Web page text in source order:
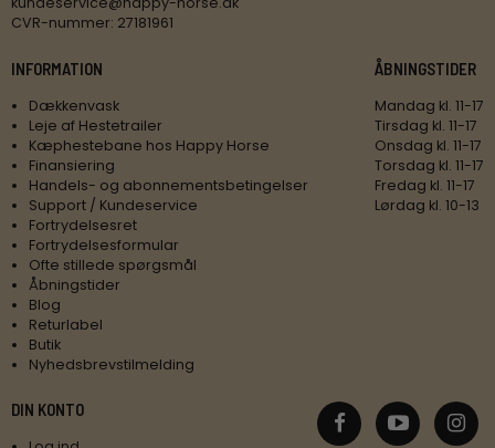
CVR-nummer: 27181961
INFORMATION
Dækkenvask
Leje af Hestetrailer
Kæphestebane hos Happy Horse
Finansiering
Handels- og abonnementsbetingelser
Support / Kundeservice
Fortrydelsesret
Fortrydelsesformular
Ofte stillede spørgsmål
Åbningstider
Blog
Returlabel
Butik
Nyhedsbrevstilmelding
ÅBNINGSTIDER
Mandag kl. 11-17
Tirsdag kl. 11-17
Onsdag kl. 11-17
Torsdag kl. 11-17
Fredag kl. 11-17
Lørdag kl. 10-13
DIN KONTO